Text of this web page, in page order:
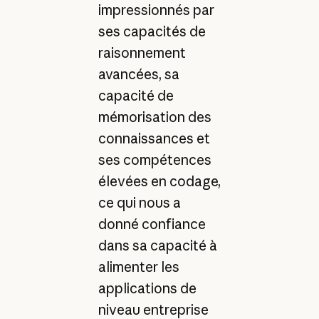
impressionnés par
ses capacités de
raisonnement
avancées, sa
capacité de
mémorisation des
connaissances et
ses compétences
élevées en codage,
ce qui nous a
donné confiance
dans sa capacité à
alimenter les
applications de
niveau entreprise